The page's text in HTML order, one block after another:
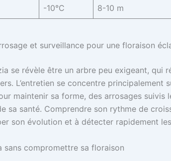
-10°C 8-10 m
et surveillance pour une floraison
se révèle être un arbre peu exigeant, qui
L’entretien se concentre principalement
maintenir sa forme, des arrosages suivis
sa santé. Comprendre son rythme de
son évolution et à détecter rapidement
sans compromettre sa floraison